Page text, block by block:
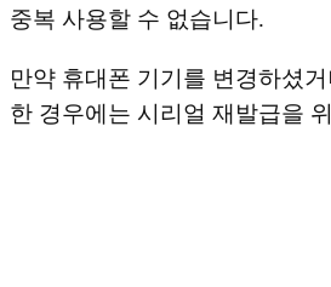
중복 사용할 수 없습니다.
만약 휴대폰 기기를 변경하셨
한 경우에는 시리얼 재발급을